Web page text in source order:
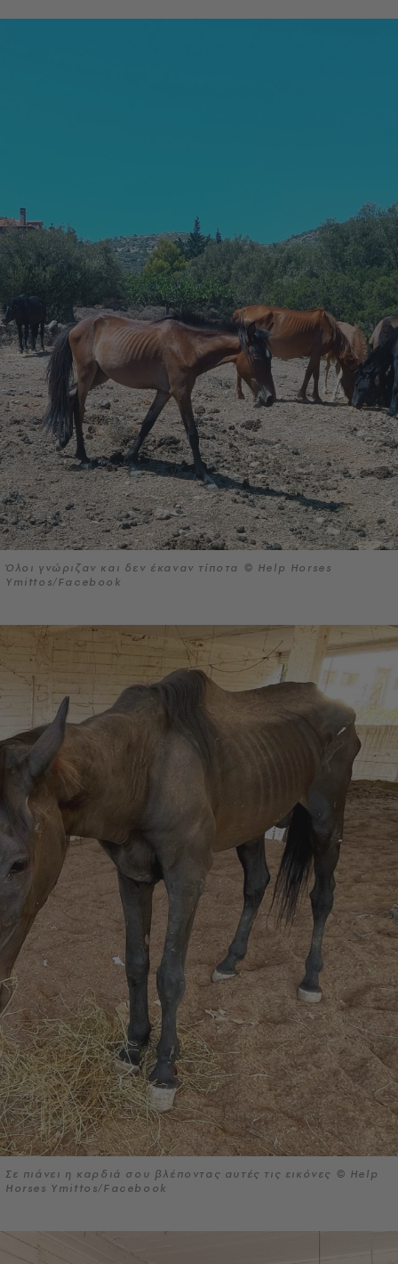
Όλοι γνώριζαν και δεν έκαναν τίποτα © Help Horses
Ymittos/Facebook
Σε πιάνει η καρδιά σου βλέποντας αυτές τις εικόνες © Help
Horses Ymittos/Facebook